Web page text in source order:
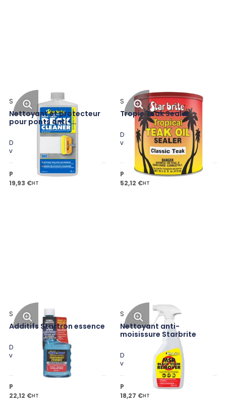
Nettoyant et protecteur
pour ponts anti-
dérapants
Star Brite
Disponible en plusieurs
variantes
Prix public à partir de
19,93 €HT
Tropic Teak Sealer
Star Brite
Disponible en plusieurs
variantes
Prix public à partir de
52,12 €HT
Additifs Startron essence
Star Brite
Disponible en plusieurs
variantes
Prix public à partir de
22,12 €HT
Nettoyant anti-
moisissure Starbrite
Star Brite
Disponible en plusieurs
variantes
Prix public à partir de
18,27 €HT